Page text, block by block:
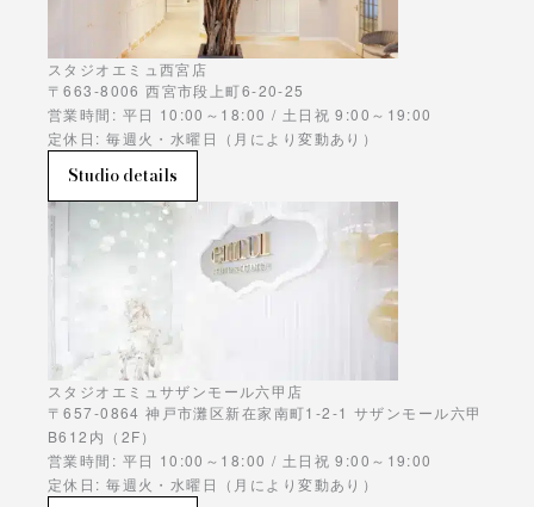
スタジオエミュ西宮店
〒663-8006 西宮市段上町6-20-25
営業時間: 平日 10:00～18:00 / 土日祝 9:00～19:00
定休日: 毎週火・水曜日（月により変動あり）
Studio details
スタジオエミュサザンモール六甲店
〒657-0864 神戸市灘区新在家南町1-2-1 サザンモール六甲
B612内（2F）
営業時間: 平日 10:00～18:00 / 土日祝 9:00～19:00
定休日: 毎週火・水曜日（月により変動あり）